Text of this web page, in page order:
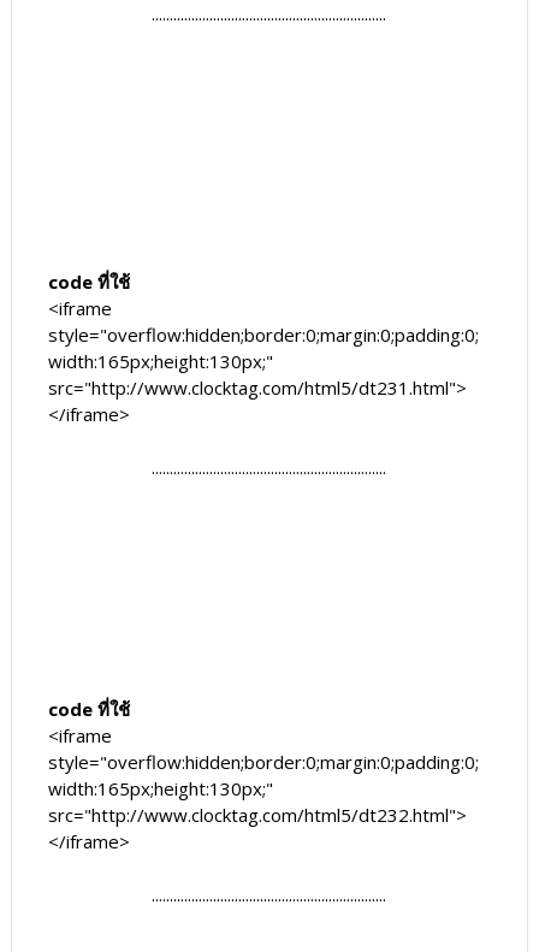
.................................................................
code ที่ใช้
<iframe
style="overflow:hidden;border:0;margin:0;padding:0;
width:165px;height:130px;"
src="http://www.clocktag.com/html5/dt231.html">
</iframe>
.................................................................
code ที่ใช้
<iframe
style="overflow:hidden;border:0;margin:0;padding:0;
width:165px;height:130px;"
src="http://www.clocktag.com/html5/dt232.html">
</iframe>
.................................................................